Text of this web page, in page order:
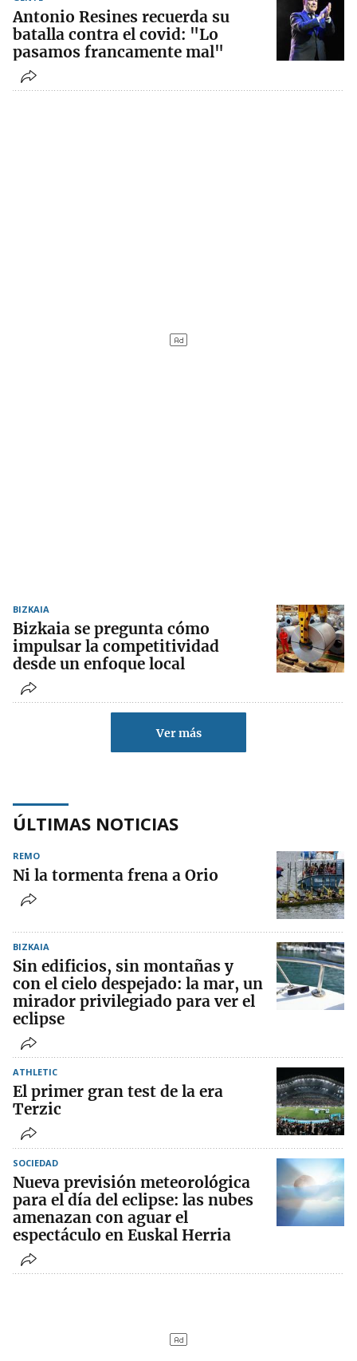
Antonio Resines recuerda su
batalla contra el covid: "Lo
pasamos francamente mal"
BIZKAIA
Bizkaia se pregunta cómo
impulsar la competitividad
desde un enfoque local
Ver más
ÚLTIMAS NOTICIAS
REMO
Ni la tormenta frena a Orio
BIZKAIA
Sin edificios, sin montañas y
con el cielo despejado: la mar, un
mirador privilegiado para ver el
eclipse
ATHLETIC
El primer gran test de la era
Terzic
SOCIEDAD
Nueva previsión meteorológica
para el día del eclipse: las nubes
amenazan con aguar el
espectáculo en Euskal Herria